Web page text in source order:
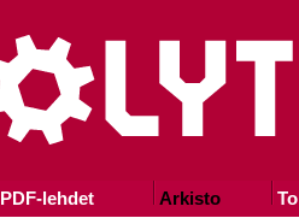
PDF-lehdet Arkisto